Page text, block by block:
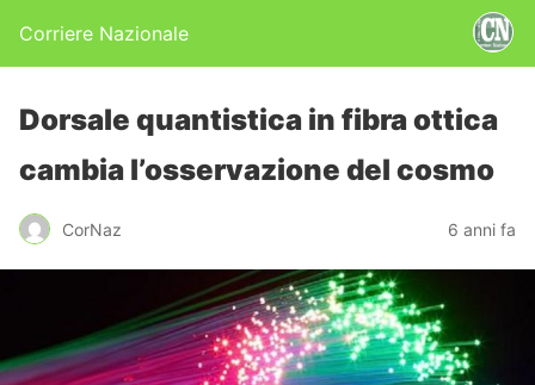
Corriere Nazionale
Dorsale quantistica in fibra ottica
cambia l’osservazione del cosmo
CorNaz 6 anni fa